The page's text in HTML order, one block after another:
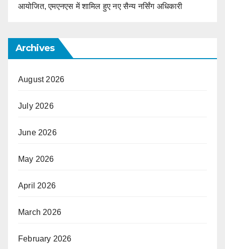
आयोजित, एमएनएस में शामिल हुए नए सैन्य नर्सिंग अधिकारी
Archives
August 2026
July 2026
June 2026
May 2026
April 2026
March 2026
February 2026